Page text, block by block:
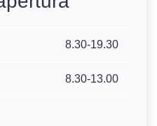
8.30-19.30
8.30-13.00